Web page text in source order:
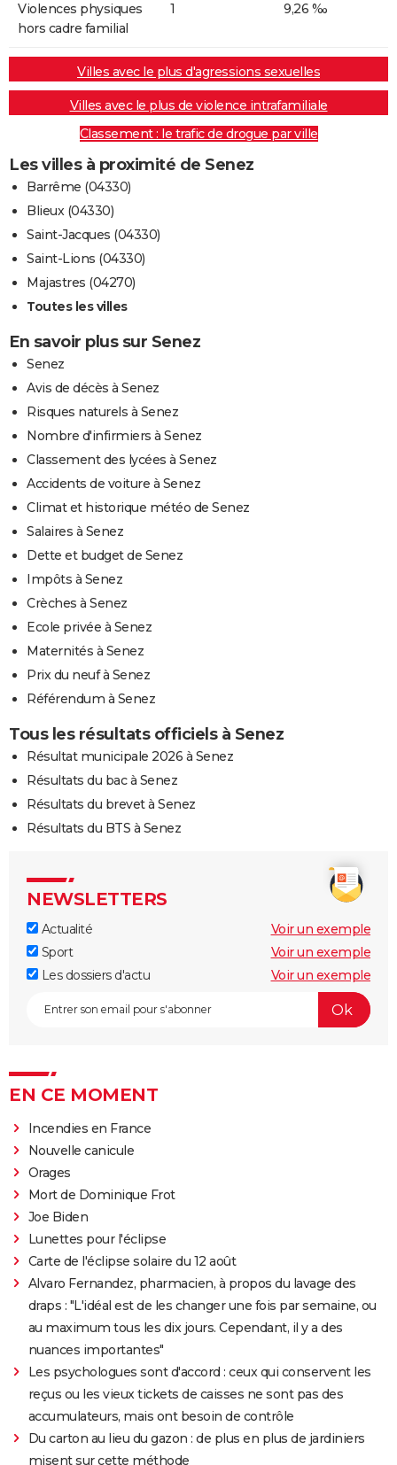
Violences physiques
hors cadre familial
1 9,26 ‰
Villes avec le plus d'agressions sexuelles
Villes avec le plus de violence intrafamiliale
Classement : le trafic de drogue par ville
Les villes à proximité de Senez
Barrême (04330)
Blieux (04330)
Saint-Jacques (04330)
Saint-Lions (04330)
Majastres (04270)
Toutes les villes
En savoir plus sur Senez
Senez
Avis de décès à Senez
Risques naturels à Senez
Nombre d'infirmiers à Senez
Classement des lycées à Senez
Accidents de voiture à Senez
Climat et historique météo de Senez
Salaires à Senez
Dette et budget de Senez
Impôts à Senez
Crèches à Senez
Ecole privée à Senez
Maternités à Senez
Prix du neuf à Senez
Référendum à Senez
Tous les résultats officiels à Senez
Résultat municipale 2026 à Senez
Résultats du bac à Senez
Résultats du brevet à Senez
Résultats du BTS à Senez
NEWSLETTERS
Actualité
Voir un exemple
Sport
Voir un exemple
Les dossiers d'actu
Voir un exemple
EN CE MOMENT
Incendies en France
Nouvelle canicule
Orages
Mort de Dominique Frot
Joe Biden
Lunettes pour l'éclipse
Carte de l'éclipse solaire du 12 août
Alvaro Fernandez, pharmacien, à propos du lavage des
draps : "L'idéal est de les changer une fois par semaine, ou
au maximum tous les dix jours. Cependant, il y a des
nuances importantes"
Les psychologues sont d'accord : ceux qui conservent les
reçus ou les vieux tickets de caisses ne sont pas des
accumulateurs, mais ont besoin de contrôle
Du carton au lieu du gazon : de plus en plus de jardiniers
misent sur cette méthode